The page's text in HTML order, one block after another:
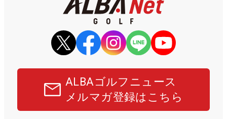
ALBAゴルフニュース
メルマガ登録はこちら